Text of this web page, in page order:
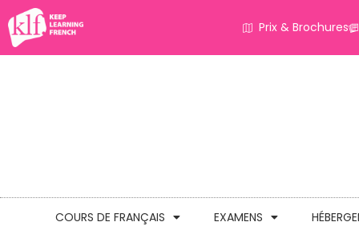
Prix & Brochures
COURS DE FRANÇAIS EXAMENS